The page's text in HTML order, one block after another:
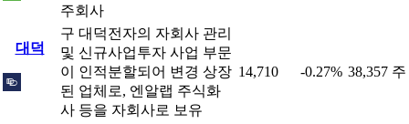
주회사
대덕
구 대덕전자의 자회사 관리
및 신규사업투자 사업 부문
이 인적분할되어 변경 상장
된 업체로, 엔알랩 주식화
사 등을 자회사로 보유
14,710 -0.27% 38,357 주